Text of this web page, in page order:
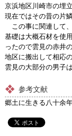
京浜地区川崎市の埋
現在ではその昔の片
この事に関連して
基礎は大概石材を使
ったので雲見の赤井
地区に搬出して相応
雲見の大部分の男子
参考文献
郷土に生きる八十余